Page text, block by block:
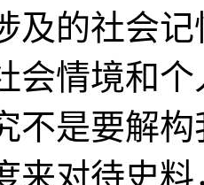
及的社会
会情境和
不是要解
来对待史